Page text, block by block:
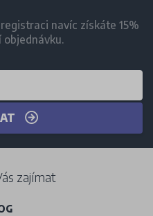
navíc získáte 15%
zajímat